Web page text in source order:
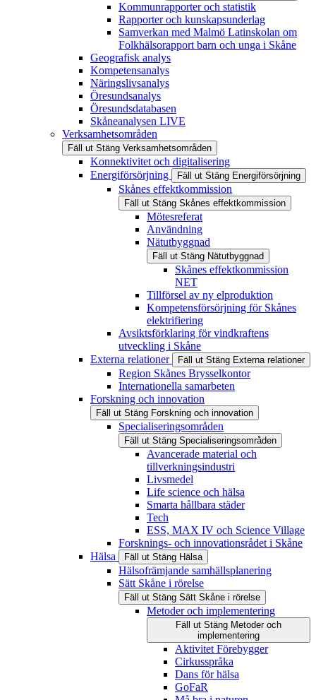
Kommunrapporter och statistik
Rapporter och kunskapsunderlag
Samverkan med Malmö Latinskolan om
Folkhälsorapport barn och unga i Skåne
Geografisk analys
Kompetensanalys
Näringslivsanalys
Öresundsanalys
Öresundsdatabasen
Skåneanalysen LIVE
Verksamhetsområden
Fäll ut Stäng Verksamhetsområden
Konnektivitet och digitalisering
Energiförsörjning
Fäll ut Stäng Energiförsörjning
Skånes effektkommission
Fäll ut Stäng Skånes effektkommission
Mötesreferat
Användning
Nätutbyggnad
Fäll ut Stäng Nätutbyggnad
Skånes effektkommission
NET
Tillförsel av ny elproduktion
Kompetensförsörjning för Skånes
elektrifiering
Avsiktsförklaring för vindkraftens
utveckling i Skåne
Externa relationer
Fäll ut Stäng Externa relationer
Region Skånes Brysselkontor
Internationella samarbeten
Forskning och innovation
Fäll ut Stäng Forskning och innovation
Specialiseringsområden
Fäll ut Stäng Specialiseringsområden
Avancerade material och
tillverkningsindustri
Livsmedel
Life science och hälsa
Smarta hållbara städer
Tech
ESS, MAX IV och Science Village
Forsknings- och innovationsrådet i Skåne
Hälsa
Fäll ut Stäng Hälsa
Hälsofrämjande samhällsplanering
Sätt Skåne i rörelse
Fäll ut Stäng Sätt Skåne i rörelse
Metoder och implementering
Fäll ut Stäng Metoder och
implementering
Aktivitet Förebygger
Cirkusspråka
Dans för hälsa
GoFaR